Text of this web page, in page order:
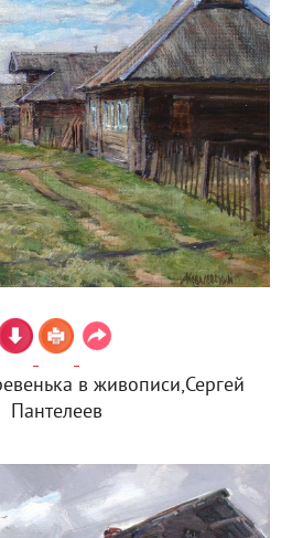
в живописи,Сергей
Пантелеев